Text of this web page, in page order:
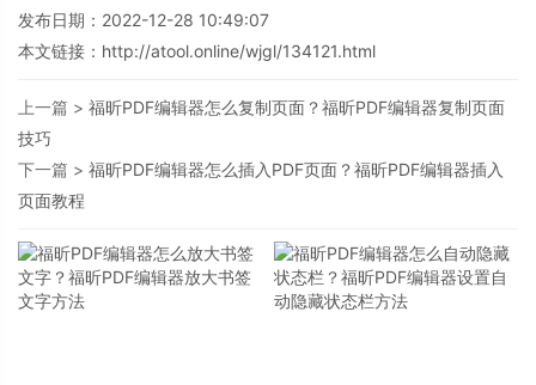
发布日期：2022-12-28 10:49:07
本文链接： http://atool.online/wjgl/134121.html
上一篇 > 福昕PDF编辑器怎么复制页面？福昕PDF编辑器复制页面
技巧
下一篇 > 福昕PDF编辑器怎么插入PDF页面？福昕PDF编辑器插入
页面教程